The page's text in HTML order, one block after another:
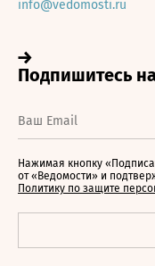
info@vedomosti.ru
Нажимая кнопку
от «Ведомости» и
Политику по защите